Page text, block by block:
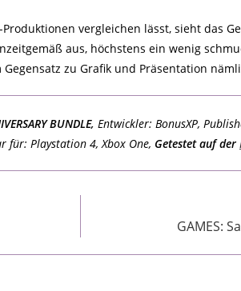
vergleichen lässt, sieht das
aus, höchstens ein wenig
zu Grafik und Präsentation
BUNDLE, Entwickler: BonusXP,
für: Playstation 4, Xbox One, Getestet auf der
GAMES: